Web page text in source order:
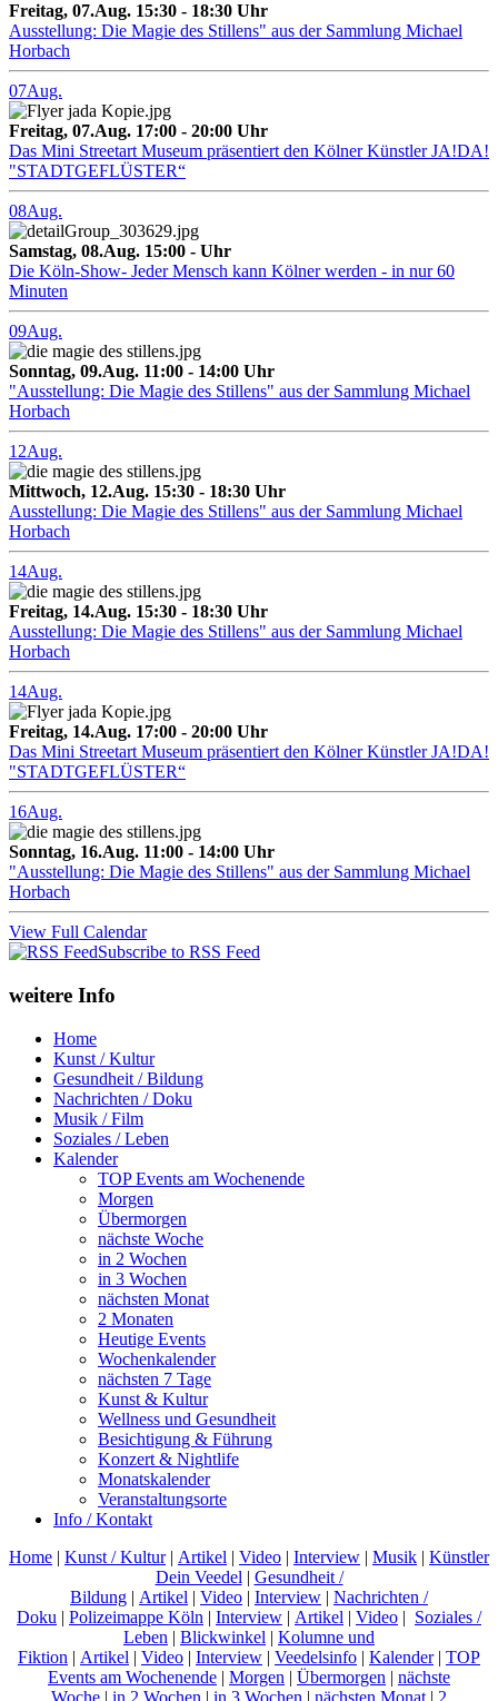
Freitag, 07.Aug. 15:30 - 18:30 Uhr
Ausstellung: Die Magie des Stillens" aus der Sammlung Michael
Horbach
07Aug.
Freitag, 07.Aug. 17:00 - 20:00 Uhr
Das Mini Streetart Museum präsentiert den Kölner Künstler JA!DA!
"STADTGEFLÜSTER“
08Aug.
Samstag, 08.Aug. 15:00 - Uhr
Die Köln-Show- Jeder Mensch kann Kölner werden - in nur 60
Minuten
09Aug.
Sonntag, 09.Aug. 11:00 - 14:00 Uhr
"Ausstellung: Die Magie des Stillens" aus der Sammlung Michael
Horbach
12Aug.
Mittwoch, 12.Aug. 15:30 - 18:30 Uhr
Ausstellung: Die Magie des Stillens" aus der Sammlung Michael
Horbach
14Aug.
Freitag, 14.Aug. 15:30 - 18:30 Uhr
Ausstellung: Die Magie des Stillens" aus der Sammlung Michael
Horbach
14Aug.
Freitag, 14.Aug. 17:00 - 20:00 Uhr
Das Mini Streetart Museum präsentiert den Kölner Künstler JA!DA!
"STADTGEFLÜSTER“
16Aug.
Sonntag, 16.Aug. 11:00 - 14:00 Uhr
"Ausstellung: Die Magie des Stillens" aus der Sammlung Michael
Horbach
View Full Calendar
Subscribe to RSS Feed
weitere Info
Home
Kunst / Kultur
Gesundheit / Bildung
Nachrichten / Doku
Musik / Film
Soziales / Leben
Kalender
TOP Events am Wochenende
Morgen
Übermorgen
nächste Woche
in 2 Wochen
in 3 Wochen
nächsten Monat
2 Monaten
Heutige Events
Wochenkalender
nächsten 7 Tage
Kunst & Kultur
Wellness und Gesundheit
Besichtigung & Führung
Konzert & Nightlife
Monatskalender
Veranstaltungsorte
Info / Kontakt
Home | Kunst / Kultur| Artikel | Video | Interview | Musik | Künstler
Dein Veedel | Gesundheit /
Bildung | Artikel | Video | Interview | Nachrichten /
Doku | Polizeimappe Köln | Interview | Artikel | Video | Soziales /
Leben | Blickwinkel | Kolumne und
Fiktion | Artikel | Video | Interview | Veedelsinfo | Kalender| TOP
Events am Wochenende | Morgen | Übermorgen | nächste
Woche | in 2 Wochen | in 3 Wochen | nächsten Monat | 2